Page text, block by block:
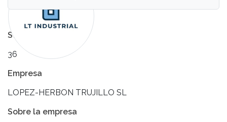
Stand
36
Empresa
LOPEZ-HERBON TRUJILLO SL
Sobre la empresa